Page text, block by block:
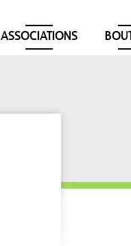
ASSOCIATIONS